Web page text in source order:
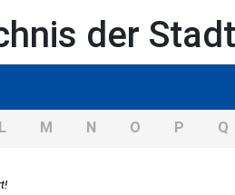
der
L M N O P Q